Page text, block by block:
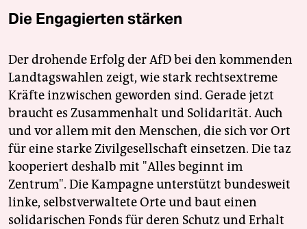
Die Engagierten stärken
Der drohende Erfolg der AfD bei den kommenden
Landtagswahlen zeigt, wie stark rechtsextreme
Kräfte inzwischen geworden sind. Gerade jetzt
braucht es Zusammenhalt und Solidarität. Auch
und vor allem mit den Menschen, die sich vor Ort
für eine starke Zivilgesellschaft einsetzen. Die taz
kooperiert deshalb mit "Alles beginnt im
Zentrum". Die Kampagne unterstützt bundesweit
linke, selbstverwaltete Orte und baut einen
solidarischen Fonds für deren Schutz und Erhalt